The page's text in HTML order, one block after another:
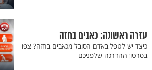
עזרה ראשונה: כאבים בחזה
כיצד יש לטפל באדם הסובל מכאבים בחזה? צפו
בסרטון ההדרכה שלפניכם